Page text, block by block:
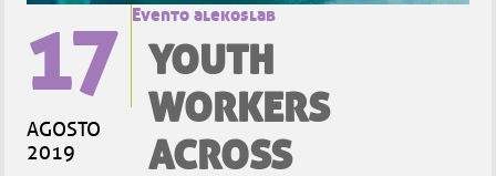
17
AGOSTO
2019
Evento alekoslab
YOUTH
WORKERS
ACROSS